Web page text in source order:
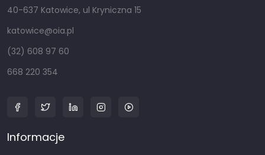
40-637 Katowice, ul Kryniczna 15
katowice@oia.pl
(32) 608 97 60
668 220 354
Informacje